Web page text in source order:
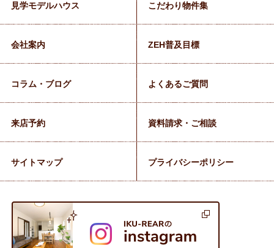
見学モデルハウス こだわり物件集
会社案内 ZEH普及目標
コラム・ブログ よくあるご質問
来店予約 資料請求・ご相談
サイトマップ プライバシーポリシー